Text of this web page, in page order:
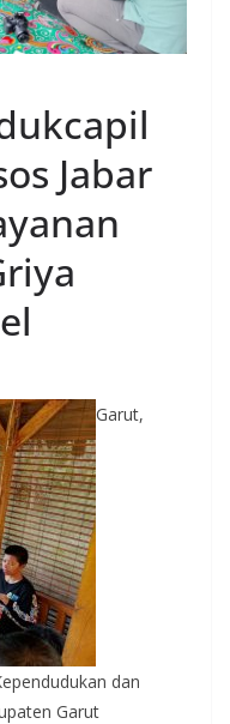
Jabar
Garut,
dan
Garut